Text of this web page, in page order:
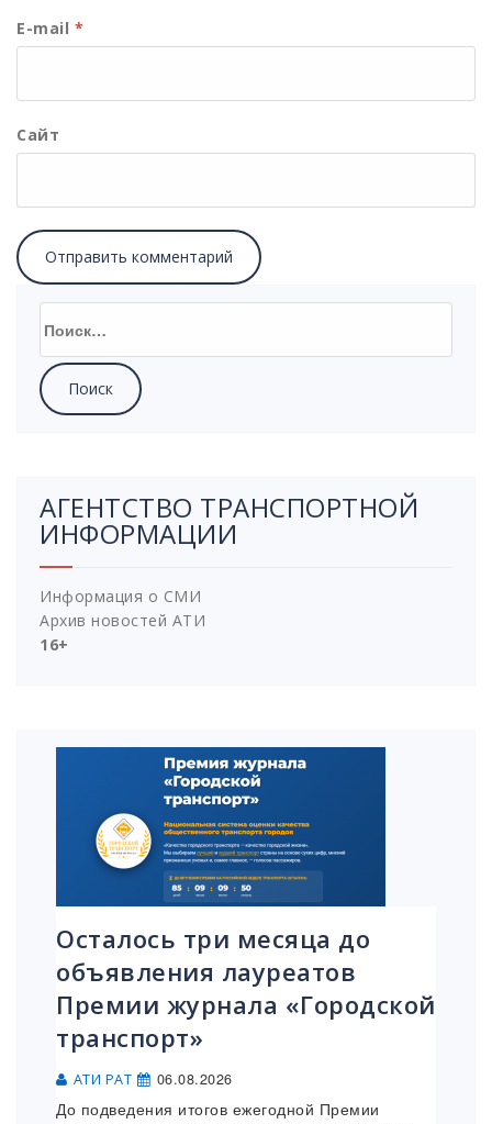
E-mail *
Сайт
АГЕНТСТВО ТРАНСПОРТНОЙ
ИНФОРМАЦИИ
Информация о СМИ
Архив новостей АТИ
16+
Осталось три месяца до
объявления лауреатов
Премии журнала «Городской
транспорт»
АТИ РАТ 06.08.2026
До подведения итогов ежегодной Премии